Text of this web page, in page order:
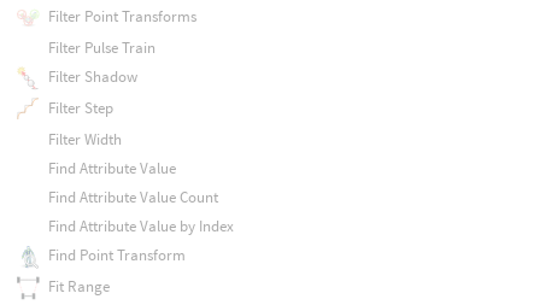
Filter Point Transforms
Filter Pulse Train
Filter Shadow
Filter Step
Filter Width
Find Attribute Value
Find Attribute Value Count
Find Attribute Value by Index
Find Point Transform
Fit Range